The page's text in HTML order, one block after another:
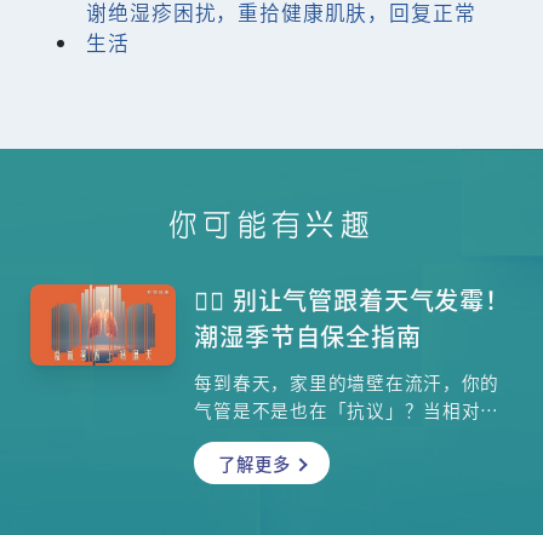
谢绝湿疹困扰，重拾健康肌肤，回复正常
生活
你可能有兴趣
️ 别让气管跟着天气发霉！
潮湿季节自保全指南
每到春天，家里的墙壁在流汗，你的
气管是不是也在「抗议」？当相对湿
度飙升至 90% 以上，呼吸总觉得沉
重、喉咙卡痰？这不只是心理作用。
了解更多